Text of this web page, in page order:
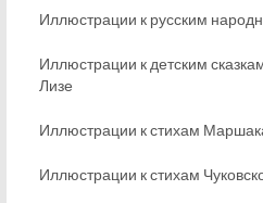
Иллюстрации к русским
Иллюстрации к детским
Лизе
Иллюстрации к стихам
Иллюстрации к стихам